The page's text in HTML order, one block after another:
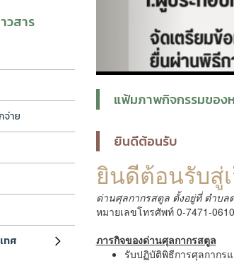
วสาร
จ่าย
ทศ
แฟ้มภาพกิจกรรมของ
ยินดีต้อนรับ
ยินดีต้อนรับสู่
ด่านศุลกากรสตูล ตั้งอยู่ที่ ตำบล
หมายเลขโทรศัพท์ 0-7471-
ภารกิจของด่านศุลกากรสตูล
รับปฏิบัติพิธีการศุลกากร